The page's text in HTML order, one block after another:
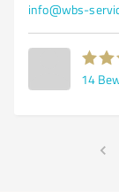
info@wbs-
14